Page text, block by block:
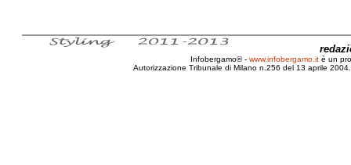
Infobergamo® - www.infobergamo.it è un
Autorizzazione Tribunale di Milano n.256 del 13 aprile